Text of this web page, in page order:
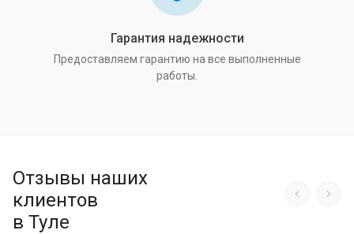
Гарантия надежности
Предоставляем гарантию на все выполненные
работы.
Отзывы наших
клиентов
в Туле